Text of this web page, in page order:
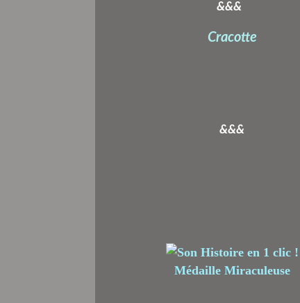
&&&
Cracotte
&&&
Médaille Miraculeuse